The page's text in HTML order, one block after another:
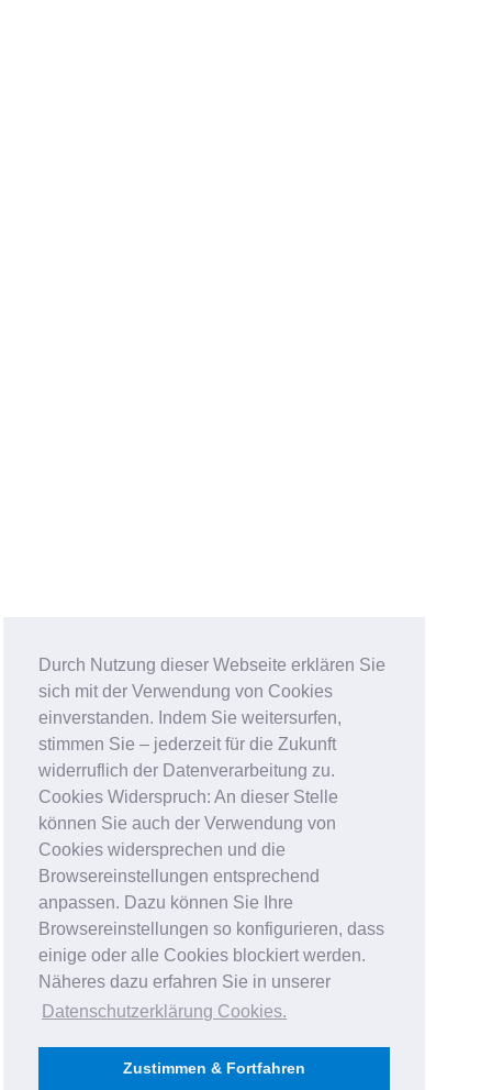
Durch Nutzung dieser Webseite erklären Sie
sich mit der Verwendung von Cookies
einverstanden. Indem Sie weitersurfen,
stimmen Sie – jederzeit für die Zukunft
widerruflich der Datenverarbeitung zu.
Cookies Widerspruch: An dieser Stelle
können Sie auch der Verwendung von
Cookies widersprechen und die
Browsereinstellungen entsprechend
anpassen. Dazu können Sie Ihre
Browsereinstellungen so konfigurieren, dass
einige oder alle Cookies blockiert werden.
Näheres dazu erfahren Sie in unserer
Datenschutzerklärung Cookies.
Zustimmen & Fortfahren